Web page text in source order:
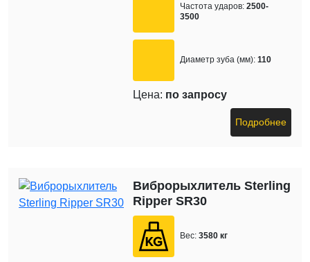
Частота ударов: 2500-
3500
Диаметр зуба (мм): 110
Цена: по запросу
Подробнее
Виброрыхлитель Sterling
Ripper SR30
Вес: 3580 кг